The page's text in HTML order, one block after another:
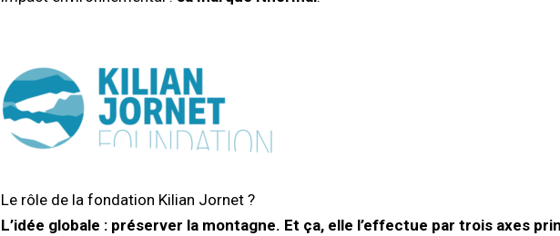
Le rôle de la fondation Kilian Jornet ?
L’idée globale : préserver la montagne. Et ça, elle l’effectue par trois axes